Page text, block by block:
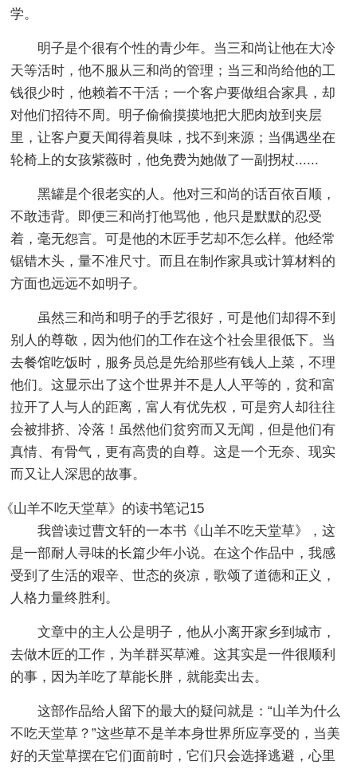
学。
明子是个很有个性的青少年。当三和尚让他在大冷
天等活时，他不服从三和尚的管理；当三和尚给他的工
钱很少时，他赖着不干活；一个客户要做组合家具，却
对他们招待不周。明子偷偷摸摸地把大肥肉放到夹层
里，让客户夏天闻得着臭味，找不到来源；当偶遇坐在
轮椅上的女孩紫薇时，他免费为她做了一副拐杖......
黑罐是个很老实的人。他对三和尚的话百依百顺，
不敢违背。即便三和尚打他骂他，他只是默默的忍受
着，毫无怨言。可是他的木匠手艺却不怎么样。他经常
锯错木头，量不准尺寸。而且在制作家具或计算材料的
方面也远远不如明子。
虽然三和尚和明子的手艺很好，可是他们却得不到
别人的尊敬，因为他们的工作在这个社会里很低下。当
去餐馆吃饭时，服务员总是先给那些有钱人上菜，不理
他们。这显示出了这个世界并不是人人平等的，贫和富
拉开了人与人的距离，富人有优先权，可是穷人却往往
会被排挤、冷落！虽然他们贫穷而又无闻，但是他们有
真情、有骨气，更有高贵的自尊。这是一个无奈、现实
而又让人深思的故事。
《山羊不吃天堂草》的读书笔记15
我曾读过曹文轩的一本书《山羊不吃天堂草》，这
是一部耐人寻味的长篇少年小说。在这个作品中，我感
受到了生活的艰辛、世态的炎凉，歌颂了道德和正义，
人格力量终胜利。
文章中的主人公是明子，他从小离开家乡到城市，
去做木匠的工作，为羊群买草滩。这其实是一件很顺利
的事，因为羊吃了草能长胖，就能卖出去。
这部作品给人留下的最大的疑问就是：“山羊为什么
不吃天堂草？”这些草不是羊本身世界所应享受的，当美
好的天堂草摆在它们面前时，它们只会选择逃避，心里